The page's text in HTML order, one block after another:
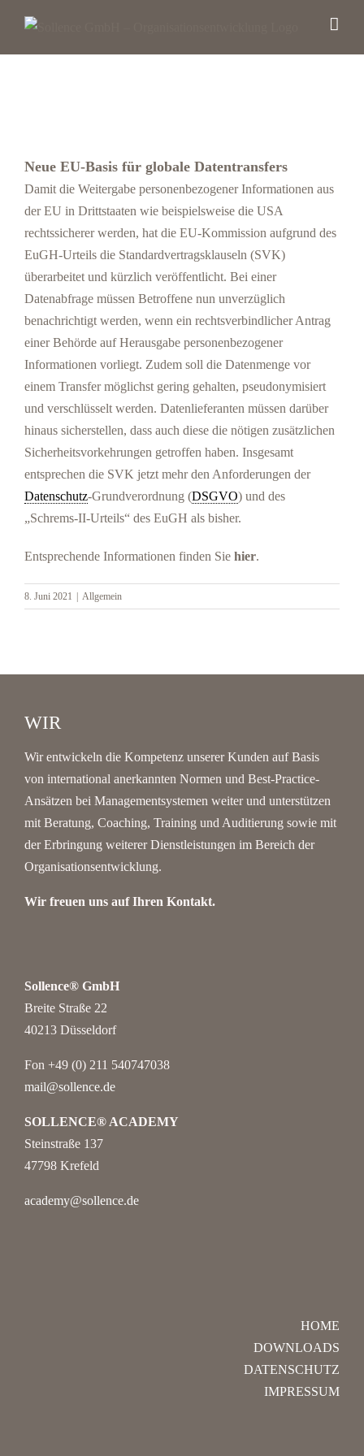
Inhalt
springen
Neue EU-Basis für globale Datentransfers
Damit die Weitergabe personenbezogener Informationen aus
der EU in Drittstaaten wie beispielsweise die USA
rechtssicherer werden, hat die EU-Kommission aufgrund des
EuGH-Urteils die Standardvertragsklauseln (SVK)
überarbeitet und kürzlich veröffentlicht. Bei einer
Datenabfrage müssen Betroffene nun unverzüglich
benachrichtigt werden, wenn ein rechtsverbindlicher Antrag
einer Behörde auf Herausgabe personenbezogener
Informationen vorliegt. Zudem soll die Datenmenge vor
einem Transfer möglichst gering gehalten, pseudonymisiert
und verschlüsselt werden. Datenlieferanten müssen darüber
hinaus sicherstellen, dass auch diese die nötigen zusätzlichen
Sicherheitsvorkehrungen getroffen haben. Insgesamt
entsprechen die SVK jetzt mehr den Anforderungen der
Datenschutz-Grundverordnung (DSGVO) und des
„Schrems-II-Urteils“ des EuGH als bisher.
Entsprechende Informationen finden Sie hier.
8. Juni 2021 Allgemein
WIR
Wir entwickeln die Kompetenz unserer Kunden auf Basis
von international anerkannten Normen und Best-Practice-
Ansätzen bei Managementsystemen weiter und unterstützen
mit Beratung, Coaching, Training und Auditierung sowie mit
der Erbringung weiterer Dienstleistungen im Bereich der
Organisationsentwicklung.
Wir freuen uns auf Ihren Kontakt.
Sollence® GmbH
Breite Straße 22
40213 Düsseldorf
Fon +49 (0) 211 540747038‬
mail@sollence.de
SOLLENCE® ACADEMY
Steinstraße 137
47798 Krefeld
academy@sollence.de
HOME
DOWNLOADS
DATENSCHUTZ
IMPRESSUM